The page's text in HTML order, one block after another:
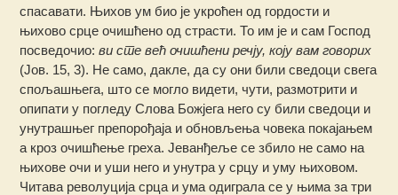
спасавати. Њихов ум био је укроћен од гордости и
њихово срце очишћено од страсти. То им је и сам Господ
посведочио:ви сте већ очишћени речју, коју вам говорих
(Јов. 15, 3). Не само, дакле, да су они били сведоци свега
спољашњега, што се могло видети, чути, размотрити и
опипати у погледу Слова Божјега него су били сведоци и
унутрашњег препорођаја и обновљења човека покајањем
а кроз очишћење греха. Јеванђеље се збило не само на
њихове очи и уши него и унутра у срцу и уму њиховом.
Читава револуција срца и ума одиграла се у њима за три